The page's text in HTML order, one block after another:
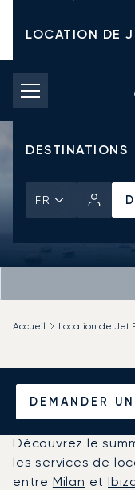
LOCATION DE
TARIFS
JETS PRIVÉS
DESTINATIONS
FR
DEMANDER
Accueil Location de Jet
Louer un
Milan et
Découvrez le
les services de
entre Milan et